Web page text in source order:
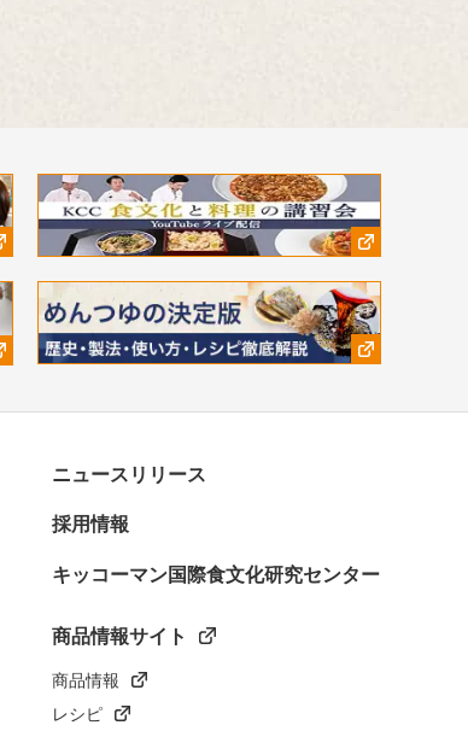
ニュースリリース
採用情報
キッコーマン国際食文化研究センター
商品情報サイト
商品情報
レシピ